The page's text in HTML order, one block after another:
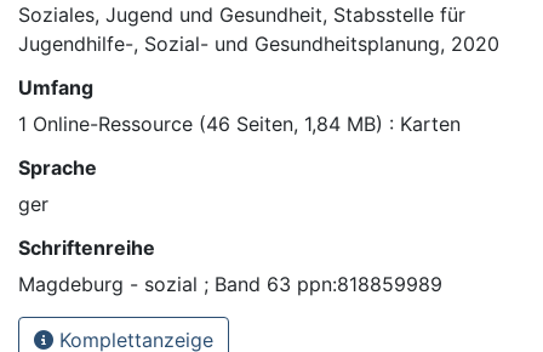
Soziales, Jugend und Gesundheit, Stabsstelle für
Jugendhilfe-, Sozial- und Gesundheitsplanung, 2020
Umfang
1 Online-Ressource (46 Seiten, 1,84 MB) : Karten
Sprache
ger
Schriftenreihe
Magdeburg - sozial ; Band 63 ppn:818859989
Komplettanzeige